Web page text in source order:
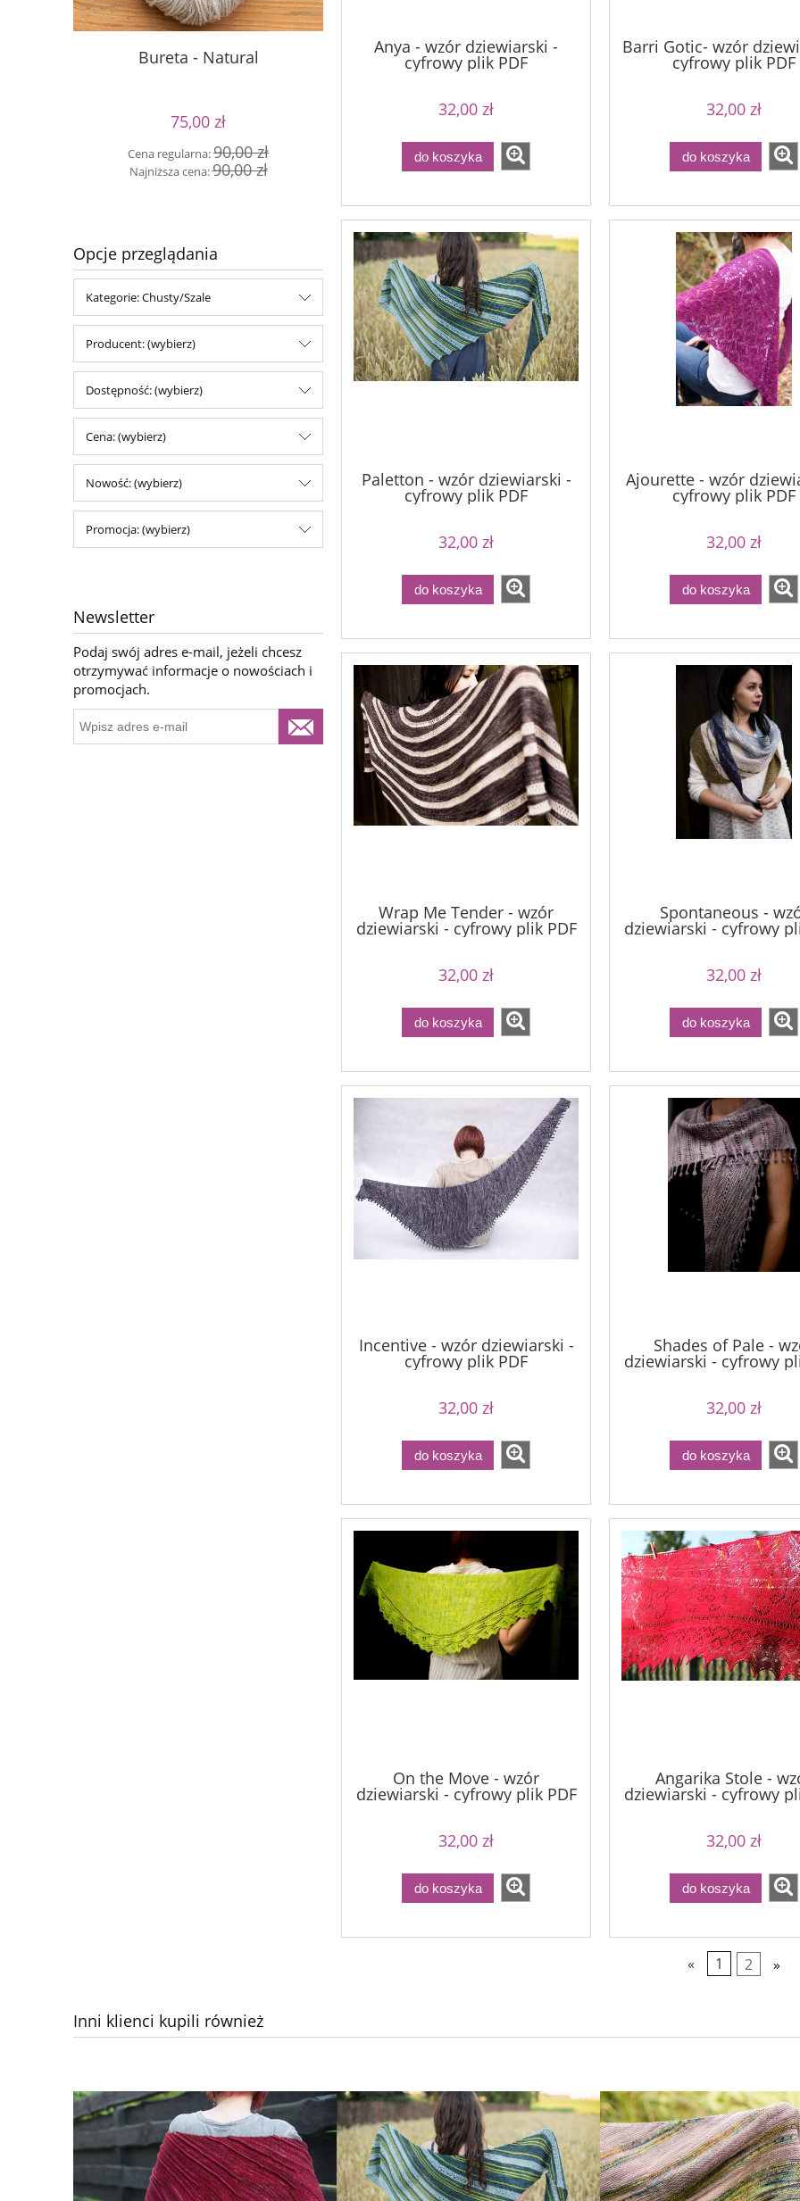
Bureta - Natural
75,00 zł
Cena regularna:90,00 zł
Najniższa cena:90,00 zł
Bureta - Palomino Gold
75,00 zł
Cena regularna:90,00 zł
Najniższa cena:90,00 zł
Bureta - Perfect Powder
75,00 zł
Cena regularna:90,00 zł
Najniższa cena:90,00 zł
Opcje przeglądania
Kategorie: Chusty/Szale
Producent: (wybierz)
Dostępność: (wybierz)
Cena: (wybierz)
Nowość: (wybierz)
Promocja: (wybierz)
Newsletter
Podaj swój adres e-mail, jeżeli chcesz
otrzymywać informacje o nowościach i
promocjach.
Anya - wzór dziewiarski -
cyfrowy plik PDF
32,00 zł
do koszyka
Barri Gotic- wzór
cyfrowy plik PDF
32,00 zł
do koszyka
Paletton - wzór dziewiarski -
cyfrowy plik PDF
32,00 zł
do koszyka
Ajourette - wzór
cyfrowy plik PDF
32,00 zł
do koszyka
Wrap Me Tender - wzór
dziewiarski - cyfrowy plik PDF
32,00 zł
do koszyka
Spontaneous -
dziewiarski - cyfrowy
32,00 zł
do koszyka
Incentive - wzór dziewiarski -
cyfrowy plik PDF
32,00 zł
do koszyka
Shades of Pale -
dziewiarski - cyfrowy
32,00 zł
do koszyka
On the Move - wzór
dziewiarski - cyfrowy plik PDF
32,00 zł
do koszyka
Angarika Stole -
dziewiarski - cyfrowy
32,00 zł
do koszyka
« 1 2 »
Inni klienci kupili również